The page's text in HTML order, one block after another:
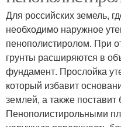
Для российских земель,
необходимо наружное
пенополистиролом. При
грунты расширяются в
фундамент. Прослойка
который избавит
землей, а также поставит
Пенополистирольными